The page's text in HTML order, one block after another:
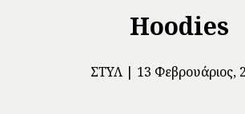
Hoodies
ΣΤΥΛ 13 Φεβρουάριος,